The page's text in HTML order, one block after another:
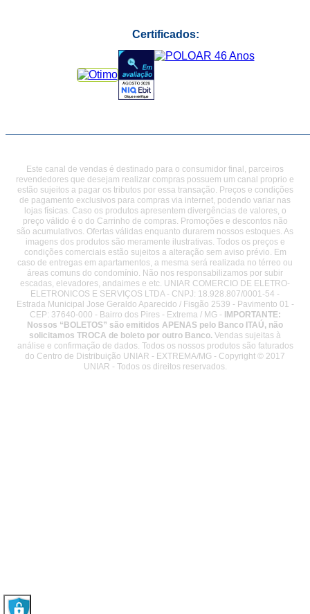
Certificados:
Este canal de vendas é destinado para o consumidor final, parceiros
revendedores que desejam realizar compras possuem um canal proprio e
estão sujeitos a pagar os tributos por essa transação. Preços e condições
de pagamento exclusivos para compras via internet, podendo variar nas
lojas físicas. Caso os produtos apresentem divergências de valores, o
preço válido é o do Carrinho de compras. Promoções e descontos não
são acumulativos. Ofertas válidas enquanto durarem nossos estoques. As
imagens dos produtos são meramente ilustrativas. Todos os preços e
condições comerciais estão sujeitos a alteração sem aviso prévio. Em
caso de entregas em apartamentos, a mesma será realizada no térreo ou
áreas comuns do condomínio. Não nos responsabilizamos por subir
escadas, elevadores, andaimes e etc. UNIAR COMERCIO DE ELETRO-
ELETRONICOS E SERVIÇOS LTDA - CNPJ: 18.928.807/0001-54 -
Estrada Municipal Jose Geraldo Aparecido / Fisgão 2539 - Pavimento 01 -
CEP: 37640-000 - Bairro dos Pires - Extrema / MG - IMPORTANTE:
Nossos “BOLETOS” são emitidos APENAS pelo Banco ITAÚ, não
solicitamos TROCA de boleto por outro Banco. Vendas sujeitas à
análise e confirmação de dados. Todos os nossos produtos são faturados
do Centro de Distribuição UNIAR - EXTREMA/MG - Copyright © 2017
UNIAR - Todos os direitos reservados.